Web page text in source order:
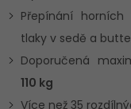
Přepínání
tlaky v sedě a
Doporučená
110 kg
Více než 35